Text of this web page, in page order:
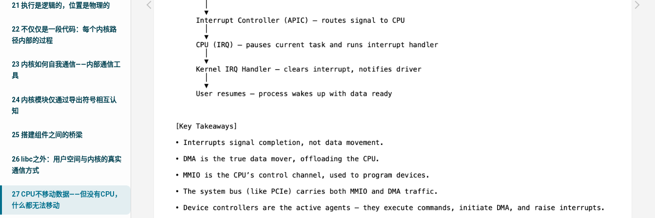
21 执行是逻辑的，位置是物理的
22 不仅仅是一段代码：每个内核路
径内部的过程
23 内核如何自我通信——内部通信工
具
24 内核模块仅通过导出符号相互认
知
25 搭建组件之间的桥梁
26 libc之外：用户空间与内核的真实
通信方式
27 CPU不移动数据——但没有CPU，
什么都无法移动